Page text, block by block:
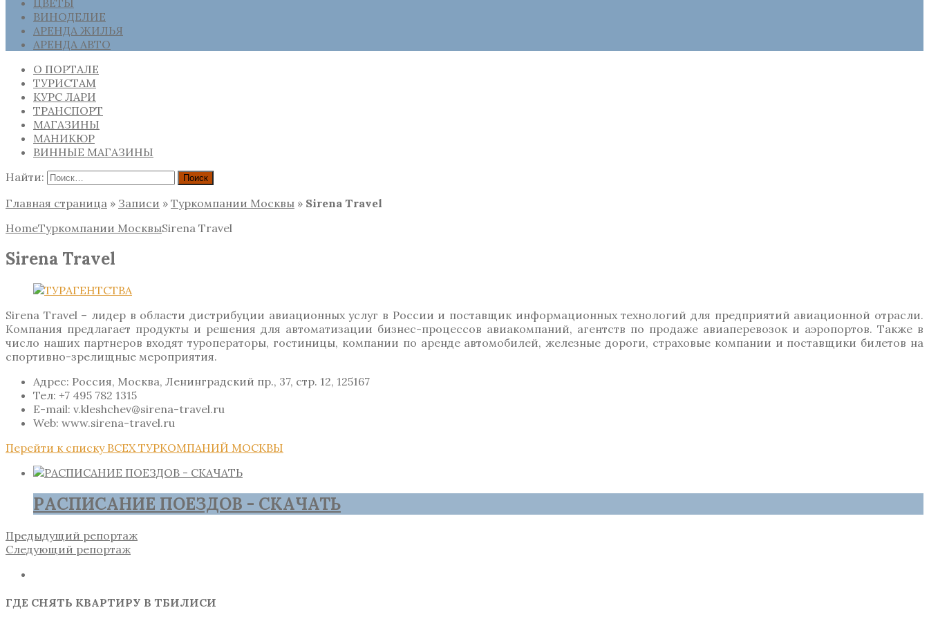
ВИНОДЕЛИЕ
АРЕНДА ЖИЛЬЯ
АРЕНДА АВТО
О ПОРТАЛЕ
ТУРИСТАМ
КУРС ЛАРИ
ТРАНСПОРТ
МАГАЗИНЫ
МАНИКЮР
ВИННЫЕ МАГАЗИНЫ
Найти:
Главная страница » Записи » Туркомпании Москвы » Sirena Travel
HomeТуркомпании МосквыSirena Travel
Sirena Travel
Sirena Travel – лидер в области дистрибуции авиационных услуг в России и поставщик информационных технологий для предприятий авиационной отрасли.
Компания предлагает продукты и решения для автоматизации бизнес-процессов авиакомпаний, агентств по продаже авиаперевозок и аэропортов. Также в
число наших партнеров входят туроператоры, гостиницы, компании по аренде автомобилей, железные дороги, страховые компании и поставщики билетов на
спортивно-зрелищные мероприятия.
Адрес: Россия, Москва, Ленинградский пр., 37, стр. 12, 125167
Тел: +7 495 782 1315
E-mail: v.kleshchev@sirena-travel.ru
Web: www.sirena-travel.ru
Перейти к списку ВСЕХ ТУРКОМПАНИЙ МОСКВЫ
РАСПИСАНИЕ ПОЕЗДОВ - СКАЧАТЬ
Предыдущий репортаж
Следующий репортаж
ГДЕ СНЯТЬ КВАРТИРУ В ТБИЛИСИ